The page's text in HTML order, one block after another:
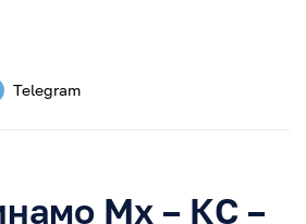
Telegram
Мх – КС –